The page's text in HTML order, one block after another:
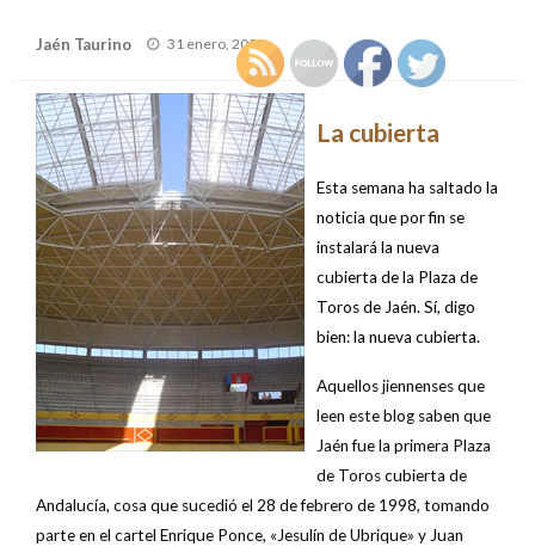
Jaén Taurino
Publicado
31 enero, 2009
La cubierta
Esta semana ha saltado la
noticia que por fin se
instalará la nueva
cubierta de la Plaza de
Toros de Jaén. Sí, digo
bien: la nueva cubierta.
Aquellos jiennenses que
leen este blog saben que
Jaén fue la primera Plaza
de Toros cubierta de
Andalucía, cosa que sucedió el 28 de febrero de 1998, tomando
parte en el cartel Enrique Ponce, «Jesulín de Ubrique» y Juan